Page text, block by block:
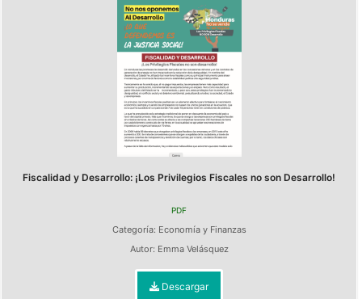
Fiscalidad y Desarrollo: ¡Los Privilegios Fiscales no son Desarrollo!
PDF
Categoría: Economía y Finanzas
Autor: Emma Velásquez
Descargar